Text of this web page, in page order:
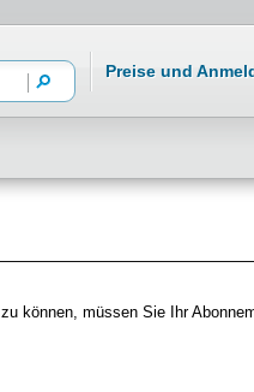
Preise und
können, müssen Sie Ihr